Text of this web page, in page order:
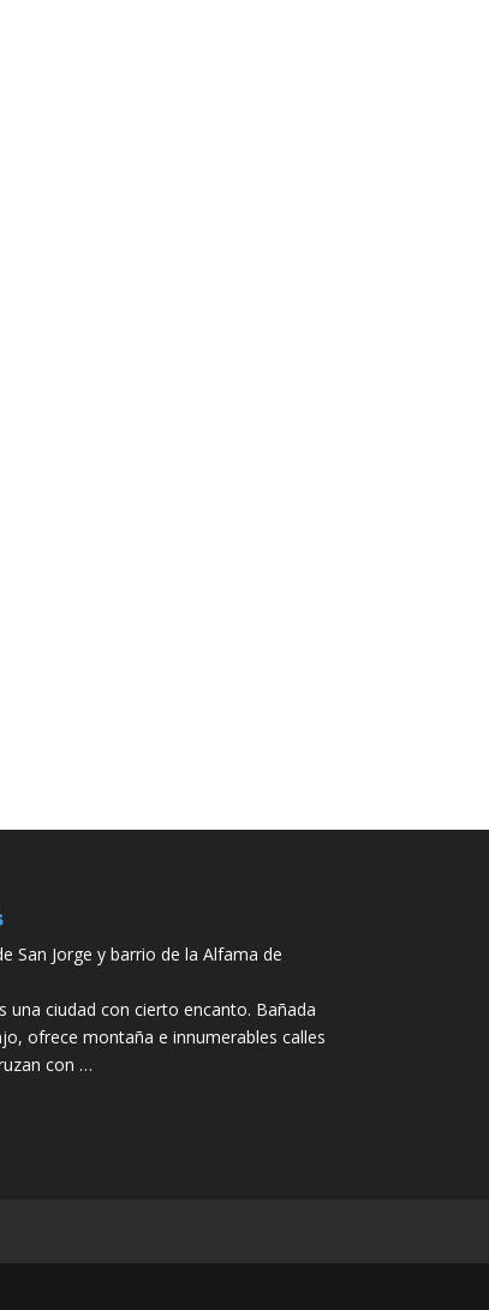
San Jorge y barrio de la Alfama de
una ciudad con cierto encanto. Bañada
ofrece montaña e innumerables calles
con …